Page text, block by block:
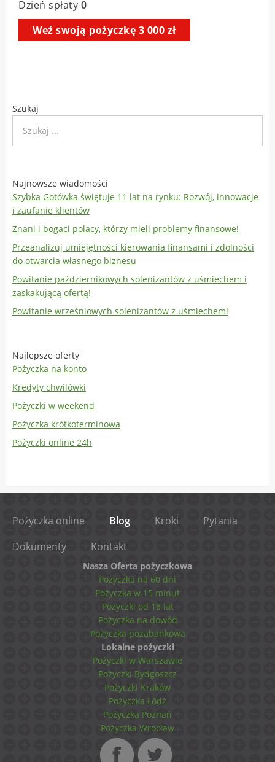
Szukaj
Najnowsze wiadomości
Szybka Gotówka świętuje 11 lat na rynku: Rozwój, innowacje
i zaufanie klientów
Znani i bogaci polacy, którzy mieli problemy finansowe!
Przeanalizuj umiejętności kierowania finansami i zdolności
do otwarcia własnego biznesu
Powitanie październikowych solenizantów z uśmiechem i
zaskakującą ofertą!
Powitanie wrześniowych solenizantów z uśmiechem!
Najlepsze oferty
Pożyczka na konto
Kredyty chwilówki
Pożyczki w weekend
Pożyczka krótkoterminowa
Pożyczki online 24h
Pożyczka online Blog Kroki
Pytania
Dokumenty
Kontakt
Nasza Oferta pożyczkowa
Pożyczka na 60 dni
Pożyczka w 15 minut
Pożyczki od 18 lat
Pożyczka na dowód
Pożyczka pozabankowa
Lokalne pożyczki
Pożyczki w Warszawie
Pożyczki Bydgoszcz
Pożyczki Kraków
Pożyczka Łódź
Pożyczka Poznań
Pożyczka Wrocław